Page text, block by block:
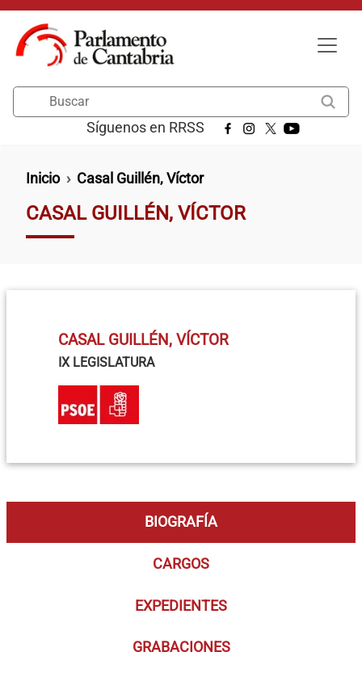
Pasar al contenido principal
Síguenos en RRSS
Ruta de navegación
Inicio Casal Guillén, Víctor
CASAL GUILLÉN, VÍCTOR
CASAL GUILLÉN, VÍCTOR
IX LEGISLATURA
BIOGRAFÍA
CARGOS
EXPEDIENTES
GRABACIONES